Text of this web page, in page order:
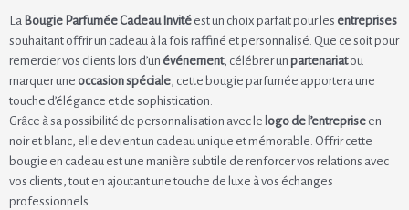
La Bougie Parfumée Cadeau Invité est un choix parfait pour les entreprises
souhaitant offrir un cadeau à la fois raffiné et personnalisé. Que ce soit pour
remercier vos clients lors d’un événement, célébrer un partenariatou
marquer une occasion spéciale, cette bougie parfumée apportera une
touche d’élégance et de sophistication.
Grâce à sa possibilité de personnalisation avec le logo de l’entreprise en
noir et blanc, elle devient un cadeau unique et mémorable. Offrir cette
bougie en cadeau est une manière subtile de renforcer vos relations avec
vos clients, tout en ajoutant une touche de luxe à vos échanges
professionnels.